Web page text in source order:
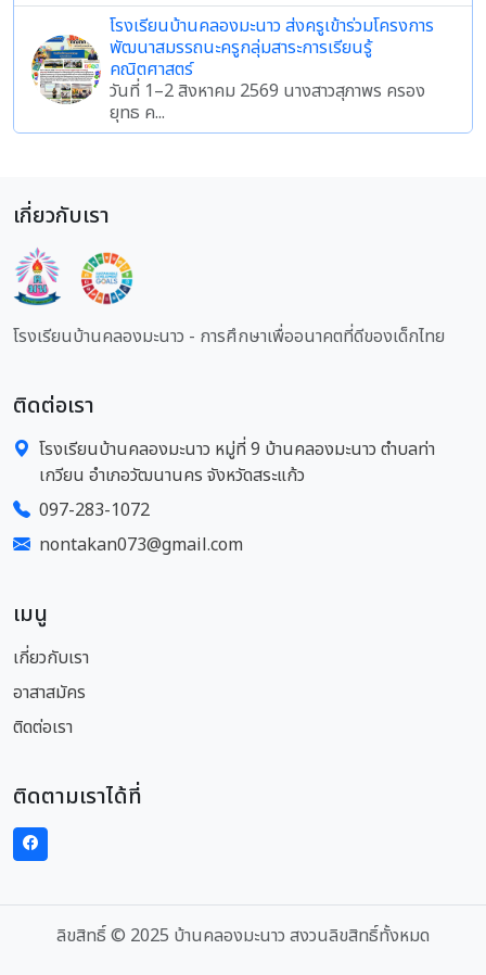
โรงเรียนบ้านคลองมะนาว ส่งครูเข้าร่วมโครงการ
พัฒนาสมรรถนะครูกลุ่มสาระการเรียนรู้
คณิตศาสตร์
วันที่ 1–2 สิงหาคม 2569 นางสาวสุภาพร ครอง
ยุทธ ค...
เกี่ยวกับเรา
โรงเรียนบ้านคลองมะนาว - การศึกษาเพื่ออนาคตที่ดีของเด็กไทย
ติดต่อเรา
โรงเรียนบ้านคลองมะนาว หมู่ที่ 9 บ้านคลองมะนาว ตำบลท่า
เกวียน อำเภอวัฒนานคร จังหวัดสระแก้ว
097-283-1072
nontakan073@gmail.com
เมนู
เกี่ยวกับเรา
อาสาสมัคร
ติดต่อเรา
ติดตามเราได้ที่
ลิขสิทธิ์ © 2025 บ้านคลองมะนาว สงวนลิขสิทธิ์ทั้งหมด